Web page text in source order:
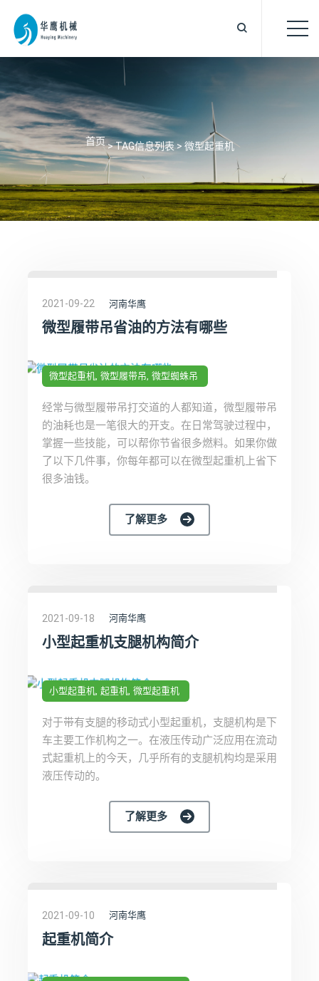
首页> TAG信息列表 > 微型起重机
2021-09-22 河南华鹰
微型履带吊省油的方法有哪些
微型起重机 微型履带吊 微型蜘蛛吊
经常与微型履带吊打交道的人都知道，微型履带吊
的油耗也是一笔很大的开支。在日常驾驶过程中，
掌握一些技能，可以帮你节省很多燃料。如果你做
了以下几件事，你每年都可以在微型起重机上省下
很多油钱。
了解更多
2021-09-18 河南华鹰
小型起重机支腿机构简介
小型起重机 起重机 微型起重机
对于带有支腿的移动式小型起重机，支腿机构是下
车主要工作机构之一。在液压传动广泛应用在流动
式起重机上的今天，几乎所有的支腿机构均是采用
液压传动的。
了解更多
2021-09-10 河南华鹰
起重机简介